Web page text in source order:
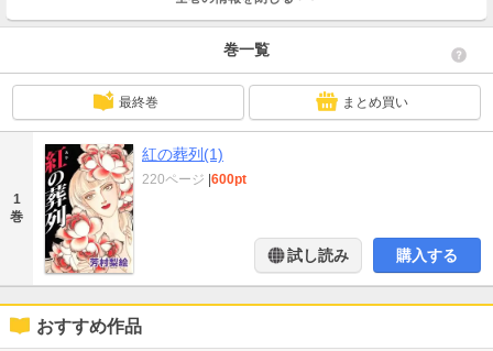
巻一覧
最終巻 まとめ買い
1
巻
紅の葬列(1)
220ページ 600pt
試し読み 購入する
おすすめ作品